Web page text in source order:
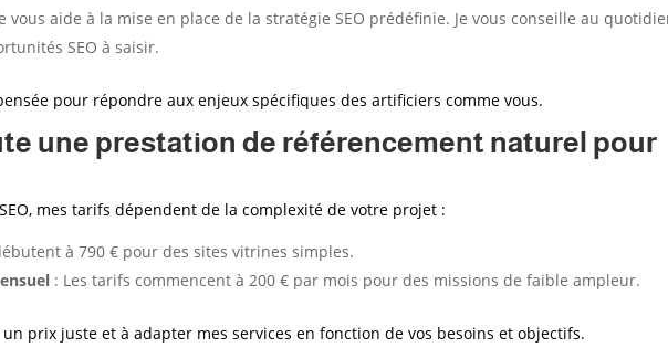
vous aide à la mise en place de la stratégie SEO prédéfinie. Je vous conseille au
SEO à saisir.
pour répondre aux enjeux spécifiques des artificiers comme vous.
une prestation de référencement naturel pour
mes tarifs dépendent de la complexité de votre projet :
à 790 € pour des sites vitrines simples.
: Les tarifs commencent à 200 € par mois pour des missions de faible ampleur.
un prix juste et à adapter mes services en fonction de vos besoins et objectifs.